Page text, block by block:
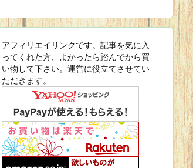
アフィリエイリンクです。記事を気に入
ってくれた方、よかったら踏んでから買
い物して下さい。運営に役立てさせてい
ただきます。